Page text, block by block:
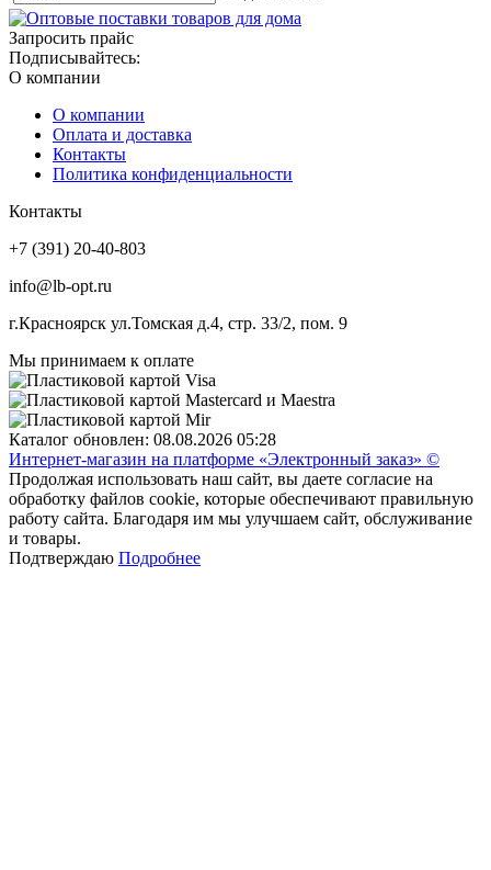
Запросить прайс
Подписывайтесь:
О компании
О компании
Оплата и доставка
Контакты
Политика конфиденциальности
Контакты
+7 (391) 20-40-803
info@lb-opt.ru
г.Красноярск ул.Томская д.4, стр. 33/2, пом. 9
Мы принимаем к оплате
Каталог обновлен: 08.08.2026 05:28
Интернет-магазин на платформе «Электронный заказ» ©
Продолжая использовать наш сайт, вы даете согласие на
обработку файлов cookie, которые обеспечивают правильную
работу сайта. Благодаря им мы улучшаем сайт, обслуживание
и товары.
Подтверждаю Подробнее